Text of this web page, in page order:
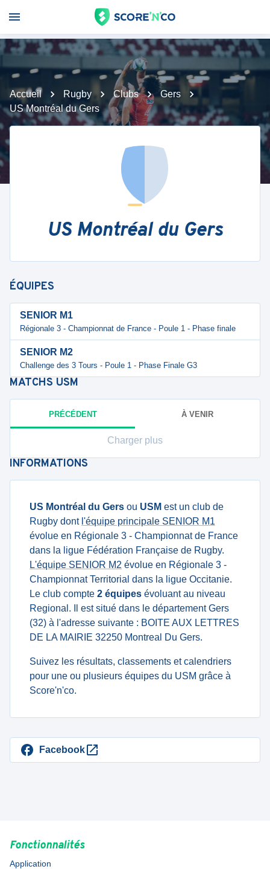
Accueil Rugby Clubs
Gers
US Montréal du Gers
US Montréal du Gers
ÉQUIPES
SENIOR M1
Régionale 3 - Championnat de France - Poule 1 - Phase finale
SENIOR M2
Challenge des 3 Tours - Poule 1 - Phase Finale G3
MATCHS USM
PRÉCÉDENT À VENIR
Charger plus
INFORMATIONS
US Montréal du Gers ou USM est un club de
Rugby dont l'équipe principale SENIOR M1
évolue en Régionale 3 - Championnat de France
dans la ligue Fédération Française de Rugby.
L'équipe SENIOR M2 évolue en Régionale 3 -
Championnat Territorial dans la ligue Occitanie.
Le club compte 2 équipes évoluant au niveau
Regional. Il est situé dans le département Gers
(32) à l'adresse suivante : BOITE AUX LETTRES
DE LA MAIRIE 32250 Montreal Du Gers.
Suivez les résultats, classements et calendriers
pour une ou plusieurs équipes du USM grâce à
Score'n'co.
Facebook
Fonctionnalités
Application